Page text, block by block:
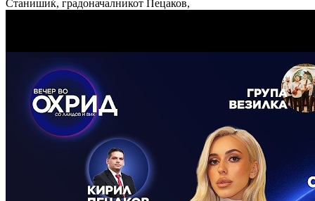
Станишиќ, градоначалникот Пецаков,